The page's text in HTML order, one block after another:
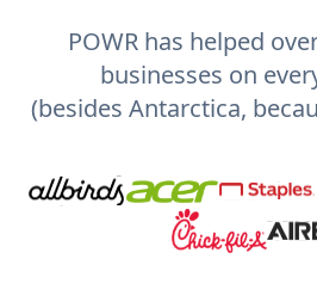
POWR has helped
businesses on
(besides Antarctica,